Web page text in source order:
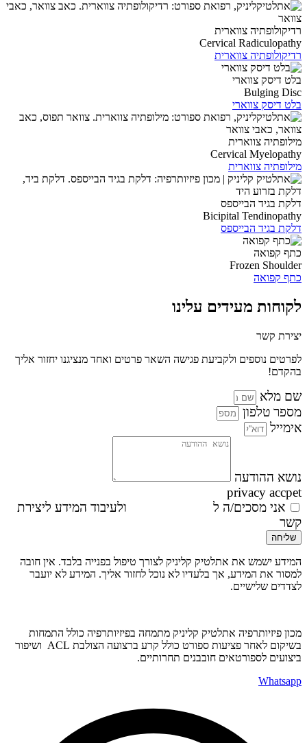
רדיקולופתיה צווארית
Cervical Radiculopathy
רדיקולופתיה צווארית
בלט דיסק צווארי
Bulging Disc
בלט דיסק צווארי
מילופתיה צווארית
Cervical Myelopathy
מילופתיה צווארית
דלקת בגיד הבייספס
Bicipital Tendinopathy
דלקת בגיד הבייספס
כתף קפואה
Frozen Shoulder
כתף קפואה
לקוחות מעידים עלינו
יצירת קשר
לפרטים נוספים ולקביעת פגישה השאר פרטים ואחד מנציגנו יחזור אליך
בהקדם!
שם מלא
מספר טלפון
אימייל
נושא ההודעה
privacy accpet
אני מסכים/ה ל
ולעיבוד המידע ליצירת
קשר
שליחה
המידע ישמש את אתלטיק קליניק לצורך טיפול בפנייה בלבד. אין חובה
למסור את המידע, אך בלעדיו לא נוכל לחזור אליך. המידע לא יועבר
לצדדים שלישיים.
מכון פיזיותרפיה אתלטיק קליניק מתמחה בפיזיותרפיה כולל התמחות
בשיקום לאחר פציעות ספורט כולל קרע ברצועה הצולבת ACL ושיפור
ביצועים לספורטאים חובבנים תחרותיים.
Whatsapp